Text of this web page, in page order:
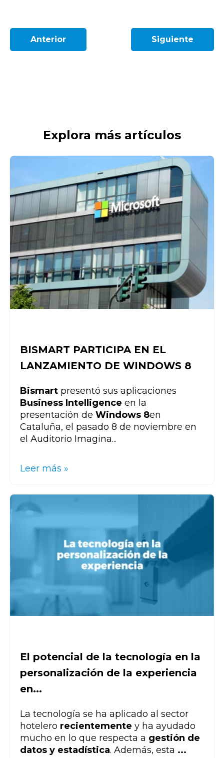
Anterior Siguiente
Explora más artículos
BISMART PARTICIPA EN EL
LANZAMIENTO DE WINDOWS 8
Bismart presentó sus aplicaciones
Business Intelligence en la
presentación de Windows 8en
Cataluña, el pasado 8 de noviembre en
el Auditorio Imagina...
Leer más »
El potencial de la tecnología en la
personalización de la experiencia
en...
La tecnología se ha aplicado al sector
hotelero recientemente y ha ayudado
mucho en lo que respecta a gestión de
datos y estadística. Además, esta ...